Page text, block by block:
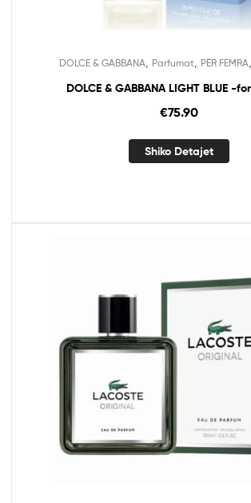
DOLCE & GABBANA Parfumat PËR FEMRA
DOLCE & GABBANA LIGHT BLUE -
€75.90
Shiko Detajet